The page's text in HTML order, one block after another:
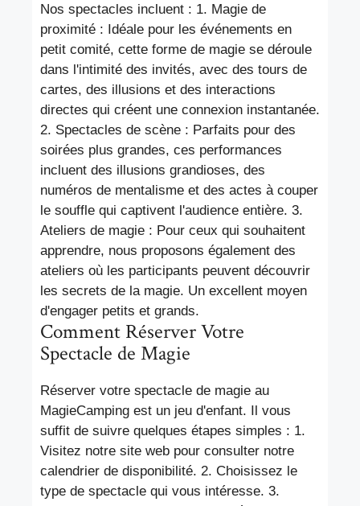
Nos spectacles incluent : 1. Magie de
proximité : Idéale pour les événements en
petit comité, cette forme de magie se déroule
dans l'intimité des invités, avec des tours de
cartes, des illusions et des interactions
directes qui créent une connexion instantanée.
2. Spectacles de scène : Parfaits pour des
soirées plus grandes, ces performances
incluent des illusions grandioses, des
numéros de mentalisme et des actes à couper
le souffle qui captivent l'audience entière. 3.
Ateliers de magie : Pour ceux qui souhaitent
apprendre, nous proposons également des
ateliers où les participants peuvent découvrir
les secrets de la magie. Un excellent moyen
d'engager petits et grands.
Comment Réserver Votre
Spectacle de Magie
Réserver votre spectacle de magie au
MagieCamping est un jeu d'enfant. Il vous
suffit de suivre quelques étapes simples : 1.
Visitez notre site web pour consulter notre
calendrier de disponibilité. 2. Choisissez le
type de spectacle qui vous intéresse. 3.